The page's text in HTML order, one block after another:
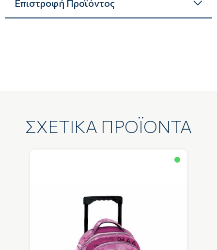
Επιστροφή Προϊόντος
ΣΧΕΤΙΚΑ ΠΡΟΪΟΝΤΑ